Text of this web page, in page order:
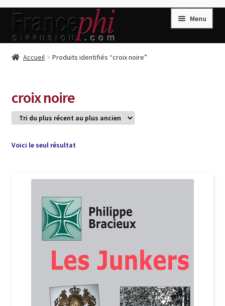
Aller
la
Aller
contenu
Menu
Accueil
Conditions de Vente
Connection
Listes d’Envies
Livres de Peter Randa
Livres de Philippe Randa
Login Customizer
Accueil Produits identifiés “croix noire”
croix noire
Voici le seul résultat